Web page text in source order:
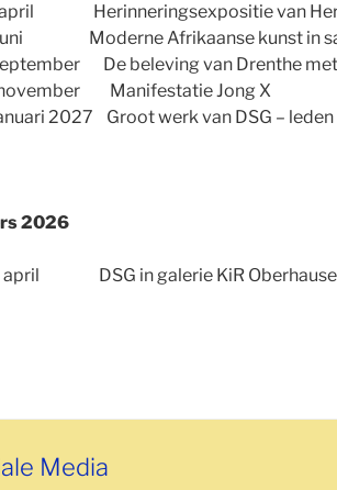
Herinneringsexpositie van
Afrikaanse kunst in
De beleving van Drenthe met
Manifestatie Jong X
2027 Groot werk van DSG – leden
2026
DSG in galerie KiR
Media